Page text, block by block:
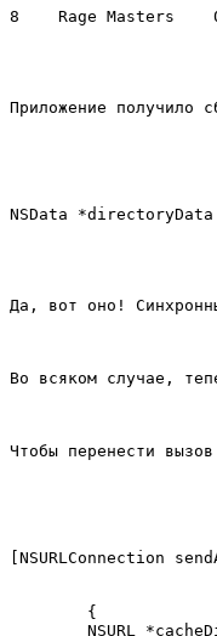
Приложение получило
Да, вот оно!
Во всяком случае,
Чтобы перенести
[NSURLConnection